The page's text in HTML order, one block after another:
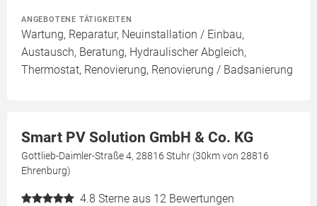
ANGEBOTENE TÄTIGKEITEN
Wartung, Reparatur, Neuinstallation / Einbau,
Austausch, Beratung, Hydraulischer Abgleich,
Thermostat, Renovierung, Renovierung / Badsanierung
Smart PV Solution GmbH & Co. KG
Gottlieb-Daimler-Straße 4, 28816 Stuhr (30km von 28816
Ehrenburg)
4.8 Sterne aus 12 Bewertungen